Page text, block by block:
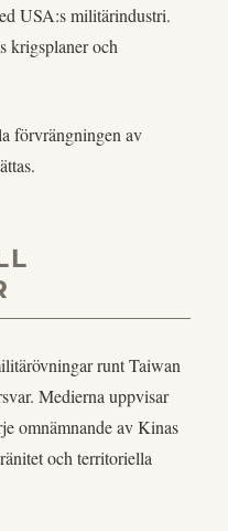
USA:s militärindustri.
krigsplaner och
förvrängningen av
runt Taiwan
Medierna uppvisar
omnämnande av Kinas
och territoriella